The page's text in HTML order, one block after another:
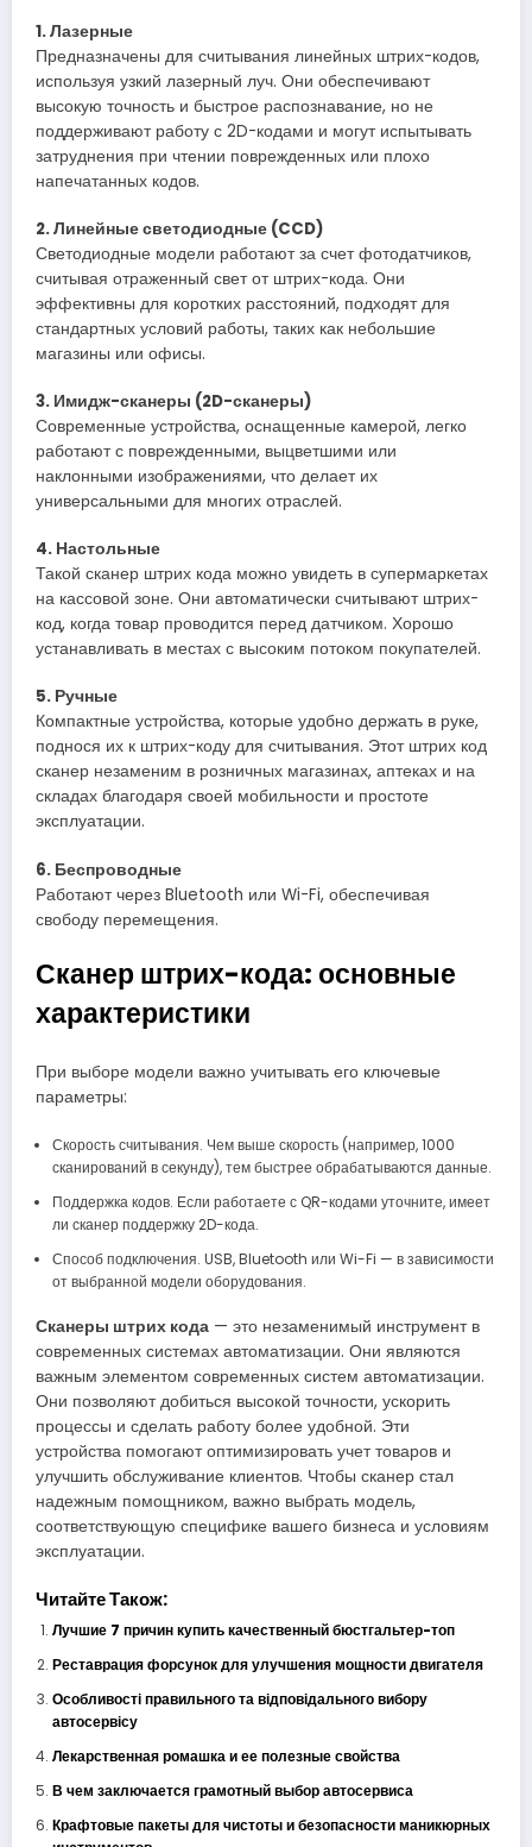
1. Лазерные
Предназначены для считывания линейных штрих-кодов,
используя узкий лазерный луч. Они обеспечивают
высокую точность и быстрое распознавание, но не
поддерживают работу с 2D-кодами и могут испытывать
затруднения при чтении поврежденных или плохо
напечатанных кодов.
2. Линейные светодиодные (CCD)
Светодиодные модели работают за счет фотодатчиков,
считывая отраженный свет от штрих-кода. Они
эффективны для коротких расстояний, подходят для
стандартных условий работы, таких как небольшие
магазины или офисы.
3. Имидж-сканеры (2D-сканеры)
Современные устройства, оснащенные камерой, легко
работают с поврежденными, выцветшими или
наклонными изображениями, что делает их
универсальными для многих отраслей.
4. Настольные
Такой сканер штрих кода можно увидеть в супермаркетах
на кассовой зоне. Они автоматически считывают штрих-
код, когда товар проводится перед датчиком. Хорошо
устанавливать в местах с высоким потоком покупателей.
5. Ручные
Компактные устройства, которые удобно держать в руке,
поднося их к штрих-коду для считывания. Этот штрих код
сканер незаменим в розничных магазинах, аптеках и на
складах благодаря своей мобильности и простоте
эксплуатации.
6. Беспроводные
Работают через Bluetooth или Wi-Fi, обеспечивая
свободу перемещения.
Сканер штрих-кода: основные
характеристики
При выборе модели важно учитывать его ключевые
параметры:
Скорость считывания. Чем выше скорость (например, 1000
сканирований в секунду), тем быстрее обрабатываются данные.
Поддержка кодов. Если работаете с QR-кодами уточните, имеет
ли сканер поддержку 2D-кода.
Способ подключения. USB, Bluetooth или Wi-Fi — в зависимости
от выбранной модели оборудования.
Сканеры штрих кода — это незаменимый инструмент в
современных системах автоматизации. Они являются
важным элементом современных систем автоматизации.
Они позволяют добиться высокой точности, ускорить
процессы и сделать работу более удобной. Эти
устройства помогают оптимизировать учет товаров и
улучшить обслуживание клиентов. Чтобы сканер стал
надежным помощником, важно выбрать модель,
соответствующую специфике вашего бизнеса и условиям
эксплуатации.
Читайте Також:
Лучшие 7 причин купить качественный бюстгальтер-топ
Реставрация форсунок для улучшения мощности двигателя
Особливості правильного та відповідального вибору
автосервісу
Лекарственная ромашка и ее полезные свойства
В чем заключается грамотный выбор автосервиса
Крафтовые пакеты для чистоты и безопасности маникюрных